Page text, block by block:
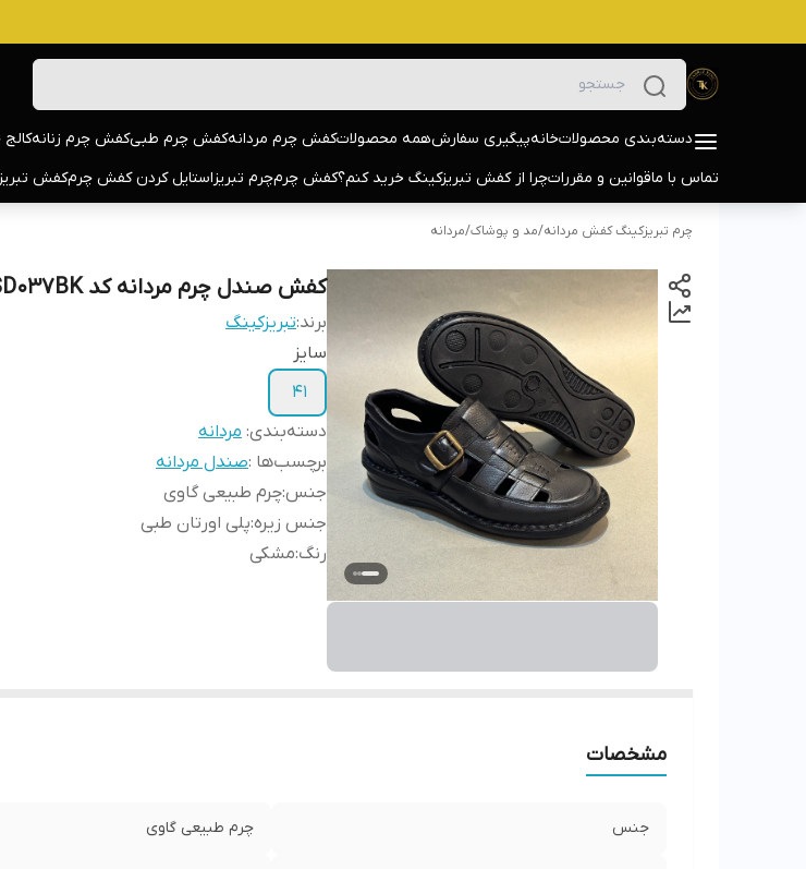
دسته‌بندی محصولاتخانهپیگیری سفارشهمه محصولاتکفش چرم مردانهکفش چرم طبیکفش چرم زنانه
تماس با ماقوانین و مقرراتچرا از کفش تبریزکینگ خرید کنم؟کفش چرمچرم تبریزاستایل کردن کفش چرمکفش
چرم تبریزکینگ کفش مردانه/مد و پوشاک/مردانه
کفش صندل چرم مردانه کد SD037BK رنگ مشکی
برند:تبریزکینگ
سایز
41
دسته‌بندی: مردانه
برچسب‌ها :صندل مردانه
جنس:چرم طبیعی گاوی
جنس زیره:پلی اورتان طبی
رنگ:مشکی
مشخصات
جنس چرم طبیعی گاوی